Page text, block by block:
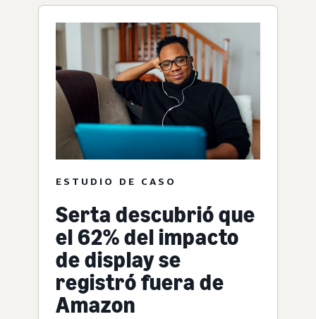
ESTUDIO DE CASO
Serta descubrió que
el 62% del impacto
de display se
registró fuera de
Amazon